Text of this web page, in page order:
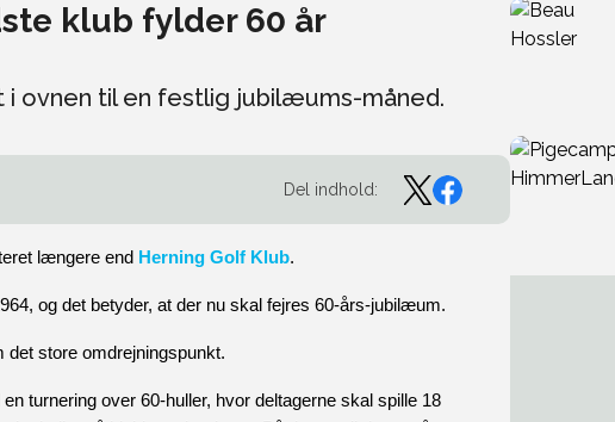
klub fylder 60 år
i ovnen til en festlig jubilæums-måned.
Del indhold:
længere end Herning Golf Klub.
og det betyder, at der nu skal fejres 60-års-jubilæum.
det store omdrejningspunkt.
turnering over 60-huller, hvor deltagerne skal spille 18